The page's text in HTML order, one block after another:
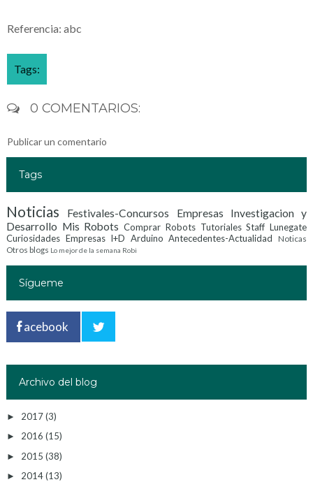
Referencia: abc
Tags:
0 COMENTARIOS:
Publicar un comentario
Tags
Noticias Festivales-Concursos
Empresas Investigacion y
Desarrollo Mis Robots Comprar Robots Tutoriales Staff Lunegate
Curiosidades Empresas I+D Arduino Antecedentes-Actualidad
Noticas
Otros blogs Lo mejor de la semana Robi
Sígueme
acebook
Archivo del blog
► 2017(3)
► 2016 (15)
► 2015 (38)
► 2014(13)